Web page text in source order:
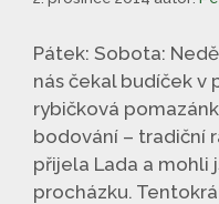
Pátek: Sobota:
nás čekal budíček v
rybičková
bodování – tradiční
přijela Lada a mohli
procházku.